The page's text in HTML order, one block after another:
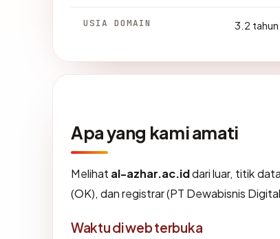
USIA DOMAIN 3.2 tahun
Apa yang kami amati
Melihat al-azhar.ac.iddari luar, titik
(OK), dan registrar (PT Dewabisnis
Waktu di web terbuka